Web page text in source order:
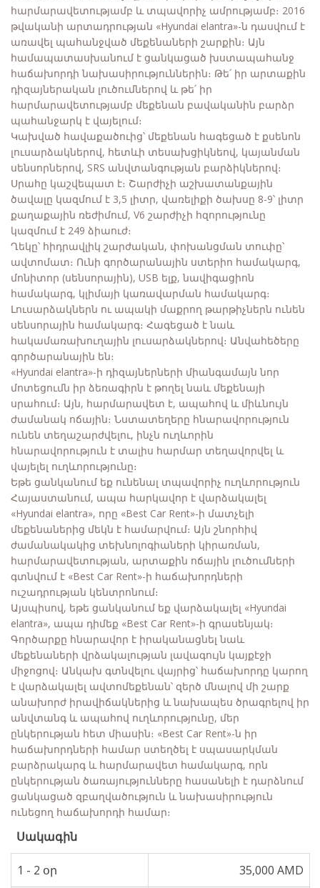
հարմարավետությամբ և տպավորիչ ամրությամբ։ 2016
թվականի արտադրության «Hyundai elantra»-ն դասվում է
առավել պահանջված մեքենաների շարքին։ Այն
համապատասխանում է ցանկացած խստապահանջ
հաճախորդի նախասիրություններին։ Թե՛ իր արտաքին
դիզայներական լուծումներով և թե՛ իր
հարմարավետությամբ մեքենան բավականին բարձր
պահանջարկ է վայելում։
Կախված հավաքածուից՝ մեքենան հագեցած է քսենոն
լուսարձակներով, հետևի տեսախցիկնեով, կայանման
սենսորներով, SRS անվտանգության բարձիկներով։
Սրահը կաշվեպատ է։ Շարժիչի աշխատանքային
ծավալը կազմում է 3,5 լիտր, վառելիքի ծախսը 8-9՝ լիտր
քաղաքային ռեժիմում, V6 շարժիչի հզորությունը
կազմում է 249 ձիաուժ։
Ղեկը՝ հիդրավլիկ շարժական, փոխանցման տուփը՝
ավտոմատ։ Ունի գործարանային ստերիո համակարգ,
մոնիտոր (սենսորային), USB ելք, նավիգացիոն
համակարգ, կլիմայի կառավարման համակարգ։
Լուսարձակներն ու ապակի մաքրող թարթիչներն ունեն
սենսորային համակարգ։ Հագեցած է նաև
հակամառախուղային լուսարձակներով։ Անվահեծերը
գործարանային են։
«Hyundai elantra»-ի դիզայներների միանգամայն նոր
մոտեցումն իր ձեռագիրն է թողել նաև մեքենայի
սրահում։ Այն, հարմարավետ է, ապահով և միևնույն
ժամանակ ոճային։ Նստատեղերը հնարավորություն
ունեն տեղաշարժվելու, ինչն ուղևորին
հնարավորություն է տալիս հարմար տեղավորվել և
վայելել ուղևորությունը։
Եթե ցանկանում եք ունենալ տպավորիչ ուղևորություն
Հայաստանում, ապա հարկավոր է վարձակալել
«Hyundai elantra», որը «Best Car Rent»-ի մատչելի
մեքենաներից մեկն է համարվում։ Այն շնորհիվ
ժամանակակից տեխնոլոգիաների կիրառման,
հարմարավետության, արտաքին ոճային լուծումների
գտնվում է «Best Car Rent»-ի հաճախորդների
ուշադրության կենտրոնում։
Այսպիսով, եթե ցանկանում եք վարձակալել «Hyundai
elantra», ապա դիմեք «Best Car Rent»-ի գրասենյակ։
Գործարքը հնարավոր է իրականացնել նաև
մեքենաների վրձակալության լավագույն կայքէջի
միջոցով։ Անկախ գտնվելու վայրից՝ հաճախորդը կարող
է վարձակալել ավտոմեքենան՝ զերծ մնալով մի շարք
անախորժ իրավիճակներից և նախապես ծրագրելով իր
անվտանգ և ապահով ուղևորությունը, մեր
ընկերության հետ միասին։ «Best Car Rent»-ն իր
հաճախորդների համար ստեղծել է սպասարկման
բարձրակարգ և հարմարավետ համակարգ, որն
ընկերության ծառայությունները հասանելի է դարձնում
ցանկացած զբաղվածություն և նախասիրություն
ունեցող հաճախորդի համար։
Սակագին
1 - 2 օր 35,000 AMD